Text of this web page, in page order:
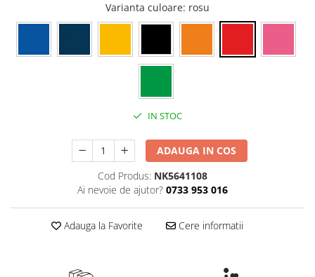
Pixuri cu gel
Seturi de scris Premium
Markere diverse
Carioci si creioane colorate
Tavite documente si suporturi
Varianta culoare: rosu
IN STOC
ADAUGA IN COS
Cod Produs: NK5641108
Ai nevoie de ajutor? 0733 953 016
Adauga la Favorite Cere informatii